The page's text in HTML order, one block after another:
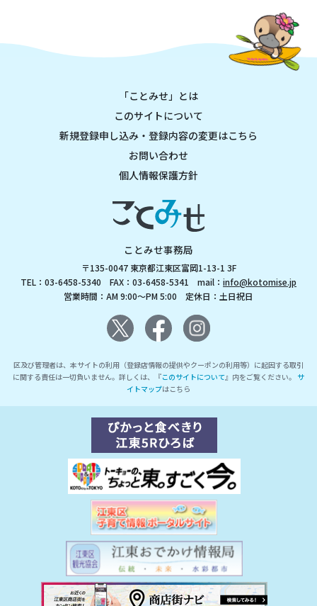
「ことみせ」とは
このサイトについて
新規登録申し込み・登録内容の変更はこちら
お問い合わせ
個人情報保護方針
ことみせ事務局
〒135-0047 東京都江東区富岡1-13-1 3F
TEL：03-6458-5340 FAX：03-6458-5341 mail： info@kotomise.jp
営業時間：AM 9:00～PM 5:00 定休日：土日祝日
区及び管理者は、本サイトの利用（登録店情報の提供やクーポンの利用等）に起因する取引
に関する責任は一切負いません。詳しくは、『このサイトについて』内をご覧ください。 サ
イトマップはこちら